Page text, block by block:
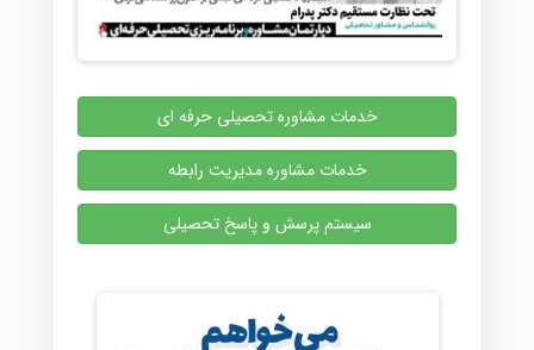
خدمات مشاوره تحصیلی حرفه ای
خدمات مشاوره مدیریت رابطه
سیستم پرسش و پاسخ تحصیلی